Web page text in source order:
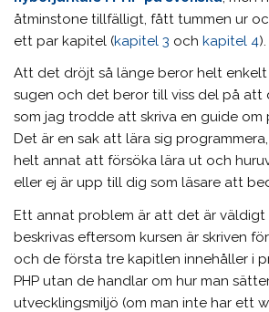
åtminstone tillfälligt, fått tummen ur
ett par kapitel (kapitel 3 ochkapitel 4).
Att det dröjt så länge beror helt
sugen och det beror till viss del på att
som jag trodde att skriva en guide om
Det är en sak att lära sig
helt annat att försöka lära ut och
eller ej är upp till dig som läsare att
Ett annat problem är att det är väldigt
beskrivas eftersom kursen är skriven
och de första tre kapitlen innehåller i
PHP utan de handlar om hur man
utvecklingsmiljö (om man inte har ett